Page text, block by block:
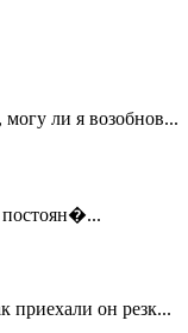
ли я возобнов...
постоян�...
приехали он резк...